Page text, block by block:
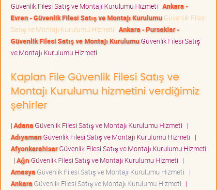
Güvenlik Filesi Satış ve Montajı Kurulumu Hizmeti Ankara -
Evren - Güvenlik Filesi Satış ve Montajı KurulumuGüvenlik Filesi
Satış ve Montajı Kurulumu Hizmeti Ankara - Pursaklar -
Güvenlik Filesi Satış ve Montajı KurulumuGüvenlik Filesi Satış
ve Montajı Kurulumu Hizmeti
Kaplan File Güvenlik Filesi Satış ve
Montajı Kurulumu hizmetini verdiğimiz
şehirler
| Adana Güvenlik Filesi Satış ve Montajı Kurulumu Hizmeti |
AdıyamanGüvenlik Filesi Satış ve Montajı Kurulumu Hizmeti |
AfyonkarahisarGüvenlik Filesi Satış ve Montajı Kurulumu Hizmeti
| Ağrı Güvenlik Filesi Satış ve Montajı Kurulumu Hizmeti |
Amasya Güvenlik Filesi Satış ve Montajı Kurulumu Hizmeti |
Ankara Güvenlik Filesi Satış ve Montajı Kurulumu Hizmeti |